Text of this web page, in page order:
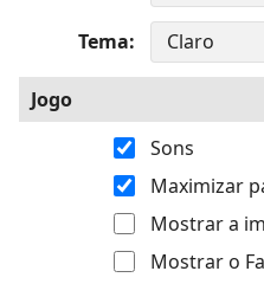
Tema
Jogo
Sons
Maximizar
Mostrar a
Mostrar o